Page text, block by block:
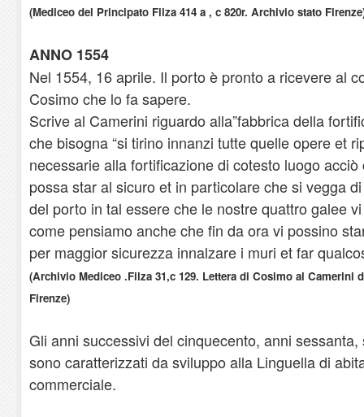
(Mediceo del Principato Filza 414 a , c 820r. Archivio stato
ANNO 1554
Nel 1554, 16 aprile. Il porto è pronto a ricevere al
Cosimo che lo fa sapere.
Scrive al Camerini riguardo alla”fabbrica della
che bisogna “si tirino innanzi tutte quelle opere et
necessarie alla fortificazione di cotesto luogo
possa star al sicuro et in particolare che si vegga
del porto in tal essere che le nostre quattro galee
come pensiamo anche che fin da ora vi possino
per maggior sicurezza innalzare i muri et far
(Archivio Mediceo .Filza 31,c 129. Lettera di Cosimo al Camerini
Firenze)
Gli anni successivi del cinquecento, anni
sono caratterizzati da sviluppo alla Linguella di
commerciale.